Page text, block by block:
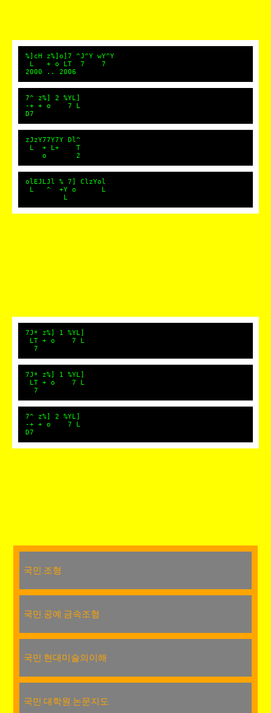
%]cH z%]o]7 ^J^Y wY^Y
L + o LT 7 7
2000 .. 2006
7^ z%] 2 %YL]
-+ + o 7 L
D7
zJzY77Y7Y Dl^
L + L+ T
o 2
olEJLJl % 7] ClzYol
L ^ +Y o L
L
7J* z%] 1 %YL]
LT + o 7 L
7
7J* z%] 1 %YL]
LT + o 7 L
7
7^ z%] 2 %YL]
-+ + o 7 L
D7
국민.조형
국민.공예.금속조형
국민.현대미술의이해
국민.대학원.논문지도